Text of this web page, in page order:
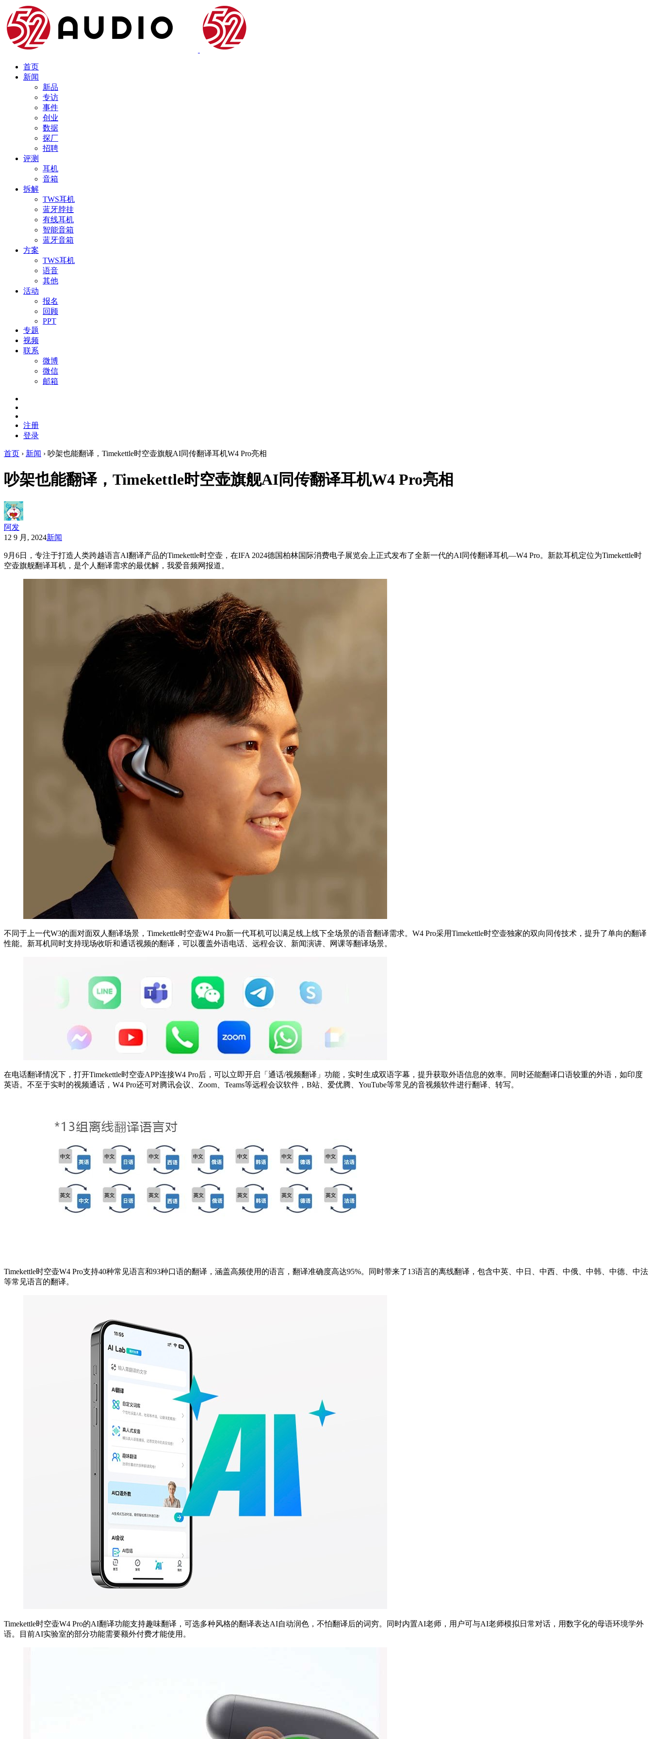
首页
新闻
新品
专访
事件
创业
数据
探厂
招聘
评测
耳机
音箱
拆解
TWS耳机
蓝牙脖挂
有线耳机
智能音箱
蓝牙音箱
方案
TWS耳机
语音
其他
活动
报名
回顾
PPT
专题
视频
联系
微博
微信
邮箱
注册
登录
首页 › 新闻 › 吵架也能翻译，Timekettle时空壶旗舰AI同传翻译耳机W4 Pro亮相
吵架也能翻译，Timekettle时空壶旗舰AI同传翻译耳机W4 Pro亮相
阿发
12 9 月, 2024新闻
9月6日，专注于打造人类跨越语言AI翻译产品的Timekettle时空壶，在IFA 2024德国柏林国际消费电子展览会上正式发布了全新一代的AI同传翻译耳机—W4 Pro。新款耳机定位为Timekettle时
空壶旗舰翻译耳机，是个人翻译需求的最优解，我爱音频网报道。
不同于上一代W3的面对面双人翻译场景，Timekettle时空壶W4 Pro新一代耳机可以满足线上线下全场景的语音翻译需求。W4 Pro采用Timekettle时空壶独家的双向同传技术，提升了单向的翻译
性能。新耳机同时支持现场收听和通话视频的翻译，可以覆盖外语电话、远程会议、新闻演讲、网课等翻译场景。
在电话翻译情况下，打开Timekettle时空壶APP连接W4 Pro后，可以立即开启「通话/视频翻译」功能，实时生成双语字幕，提升获取外语信息的效率。同时还能翻译口语较重的外语，如印度
英语。不至于实时的视频通话，W4 Pro还可对腾讯会议、Zoom、Teams等远程会议软件，B站、爱优腾、YouTube等常见的音视频软件进行翻译、转写。
Timekettle时空壶W4 Pro支持40种常见语言和93种口语的翻译，涵盖高频使用的语言，翻译准确度高达95%。同时带来了13语言的离线翻译，包含中英、中日、中西、中俄、中韩、中德、中法
等常见语言的翻译。
Timekettle时空壶W4 Pro的AI翻译功能支持趣味翻译，可选多种风格的翻译表达AI自动润色，不怕翻译后的词穷。同时内置AI老师，用户可与AI老师模拟日常对话，用数字化的母语环境学外
语。目前AI实验室的部分功能需要额外付费才能使用。